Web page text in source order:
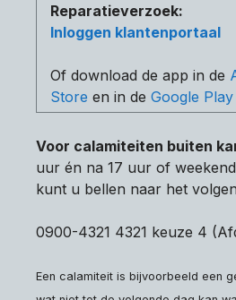
Reparatieverzoek:
Inloggen klantenportaal
Of download de app in de
Store en in de Google
Voor calamiteiten buiten
uur én na 17 uur of
kunt u bellen naar het
0900-4321 4321 keuze 4
Een calamiteit is bijvoorbeeld een